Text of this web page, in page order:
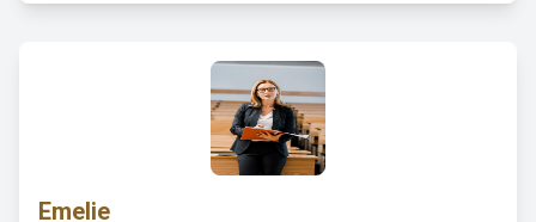
Emelie